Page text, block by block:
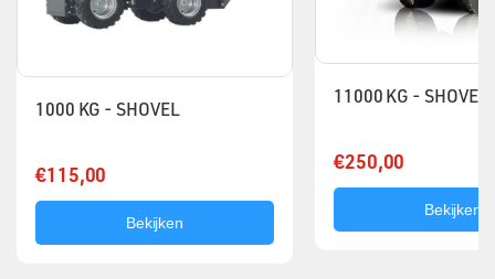
1000 KG - SHOVEL
€115,00
Bekijken
11000 KG - SHOVEL
€250,00
Bekijken